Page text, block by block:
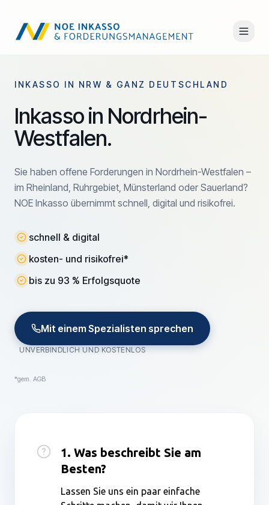
INKASSO IN NRW & GANZ DEUTSCHLAND
Inkasso in Nordrhein-
Westfalen.
Sie haben offene Forderungen in Nordrhein-Westfalen –
im Rheinland, Ruhrgebiet, Münsterland oder Sauerland?
NOE Inkasso übernimmt schnell, digital und risikofrei.
schnell & digital
kosten- und risikofrei*
bis zu 93 % Erfolgsquote
Mit einem Spezialisten sprechen
UNVERBINDLICH UND KOSTENLOS
*gem. AGB